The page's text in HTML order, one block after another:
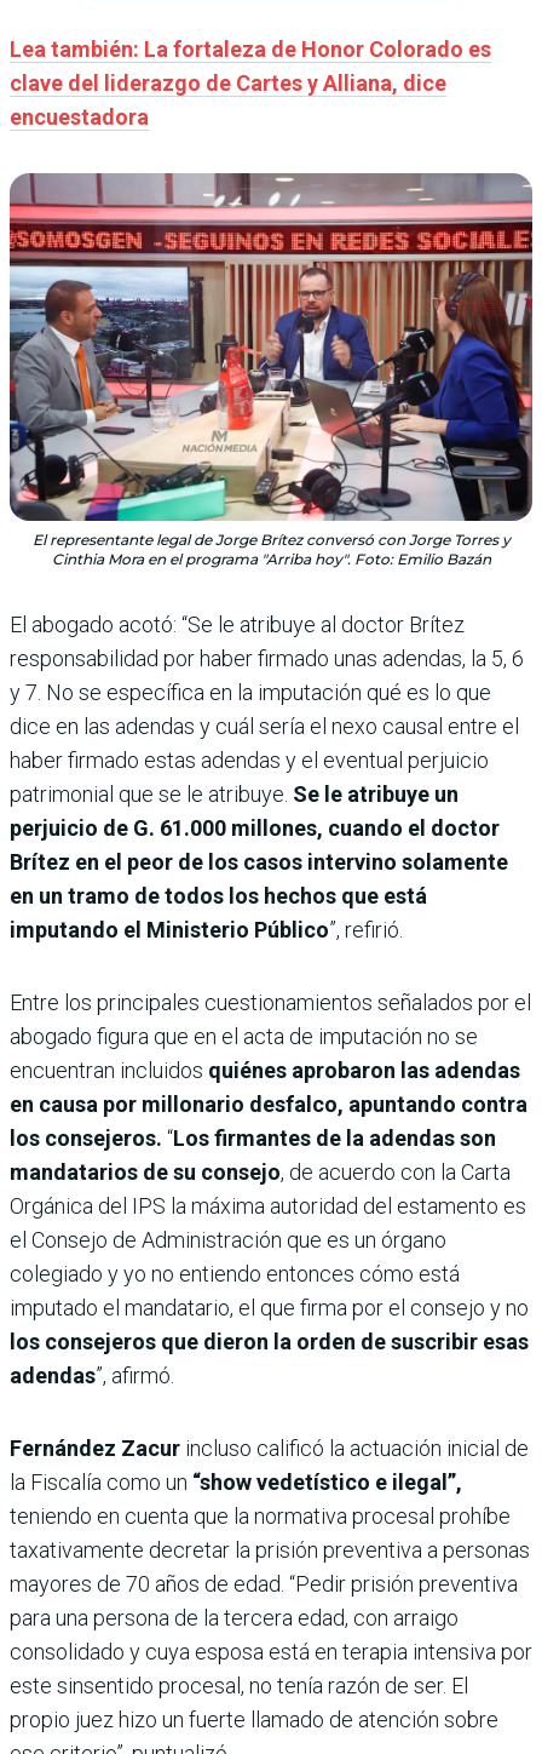
Lea también: La fortaleza de Honor Colorado es
clave del liderazgo de Cartes y Alliana, dice
encuestadora
El representante legal de Jorge Brítez conversó con Jorge Torres y
Cinthia Mora en el programa "Arriba hoy". Foto: Emilio Bazán
El abogado acotó: “Se le atribuye al doctor Brítez
responsabilidad por haber firmado unas adendas, la 5, 6
y 7. No se específica en la imputación qué es lo que
dice en las adendas y cuál sería el nexo causal entre el
haber firmado estas adendas y el eventual perjuicio
patrimonial que se le atribuye. Se le atribuye un
perjuicio de G. 61.000 millones, cuando el doctor
Brítez en el peor de los casos intervino solamente
en un tramo de todos los hechos que está
imputando el Ministerio Público”, refirió.
Entre los principales cuestionamientos señalados por el
abogado figura que en el acta de imputación no se
encuentran incluidos quiénes aprobaron las adendas
en causa por millonario desfalco, apuntando contra
los consejeros. “Los firmantes de la adendas son
mandatarios de su consejo, de acuerdo con la Carta
Orgánica del IPS la máxima autoridad del estamento es
el Consejo de Administración que es un órgano
colegiado y yo no entiendo entonces cómo está
imputado el mandatario, el que firma por el consejo y no
los consejeros que dieron la orden de suscribir esas
adendas”, afirmó.
Fernández Zacur incluso calificó la actuación inicial de
la Fiscalía como un “show vedetístico e ilegal”,
teniendo en cuenta que la normativa procesal prohíbe
taxativamente decretar la prisión preventiva a personas
mayores de 70 años de edad. “Pedir prisión preventiva
para una persona de la tercera edad, con arraigo
consolidado y cuya esposa está en terapia intensiva por
este sinsentido procesal, no tenía razón de ser. El
propio juez hizo un fuerte llamado de atención sobre